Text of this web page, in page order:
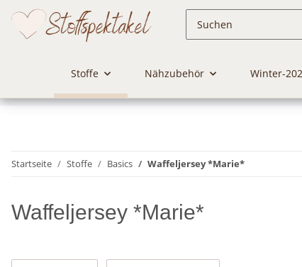
Stoffe Nähzubehör Winter-
Startseite Stoffe Basics Waffeljersey *Marie*
Waffeljersey *Marie*